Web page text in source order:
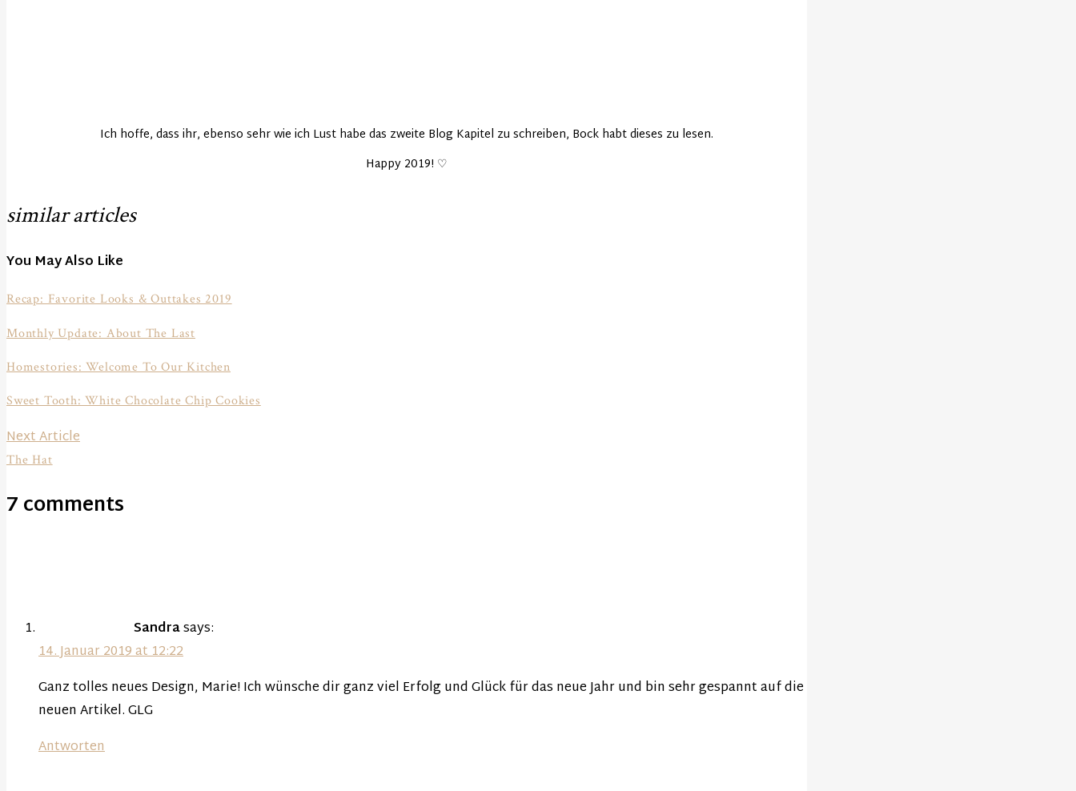
Ich hoffe, dass ihr, ebenso sehr wie ich Lust habe das zweite Blog Kapitel zu schreiben, Bock habt dieses zu lesen.
Happy 2019! ♡
similar articles
You May Also Like
Recap: Favorite Looks & Outtakes 2019
Monthly Update: About The Last
Homestories: Welcome To Our Kitchen
Sweet Tooth: White Chocolate Chip Cookies
Beitragsnavigation
Next ArticleNext
The Hat
7 comments
Sandrasays:
14. Januar 2019 at 12:22
Ganz tolles neues Design, Marie! Ich wünsche dir ganz viel Erfolg und Glück für das neue Jahr und bin sehr gespannt auf die
neuen Artikel. GLG
Antworten